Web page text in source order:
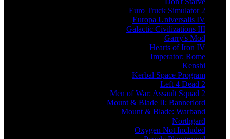
Euro Truck Simulator 2
Europa Universalis IV
Galactic Civilizations III
Garry's Mod
Hearts of Iron IV
Imperator: Rome
Kenshi
Kerbal Space Program
Left 4 Dead 2
Men of War: Assault Squad 2
Mount & Blade II: Bannerlord
Mount & Blade: Warband
Northgard
Oxygen Not Included